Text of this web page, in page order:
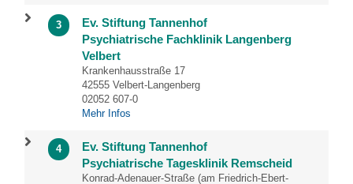
3
Ev. Stiftung Tannenhof
Psychiatrische Fachklinik Langenberg
Velbert
Krankenhausstraße 17
42555 Velbert-Langenberg
02052 607-0
Mehr Infos
4
Ev. Stiftung Tannenhof
Psychiatrische Tagesklinik Remscheid
Konrad-Adenauer-Straße (am Friedrich-Ebert-